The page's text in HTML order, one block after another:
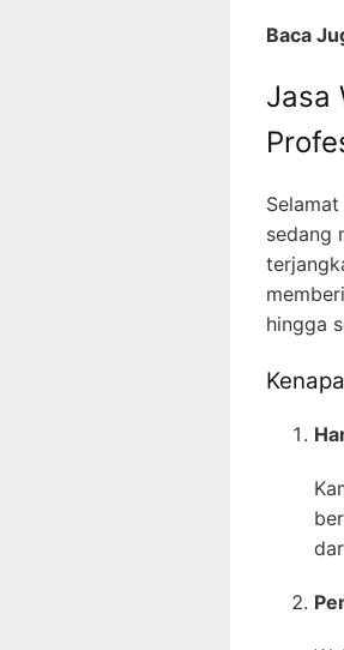
Baca
Jasa
sedang
hingga